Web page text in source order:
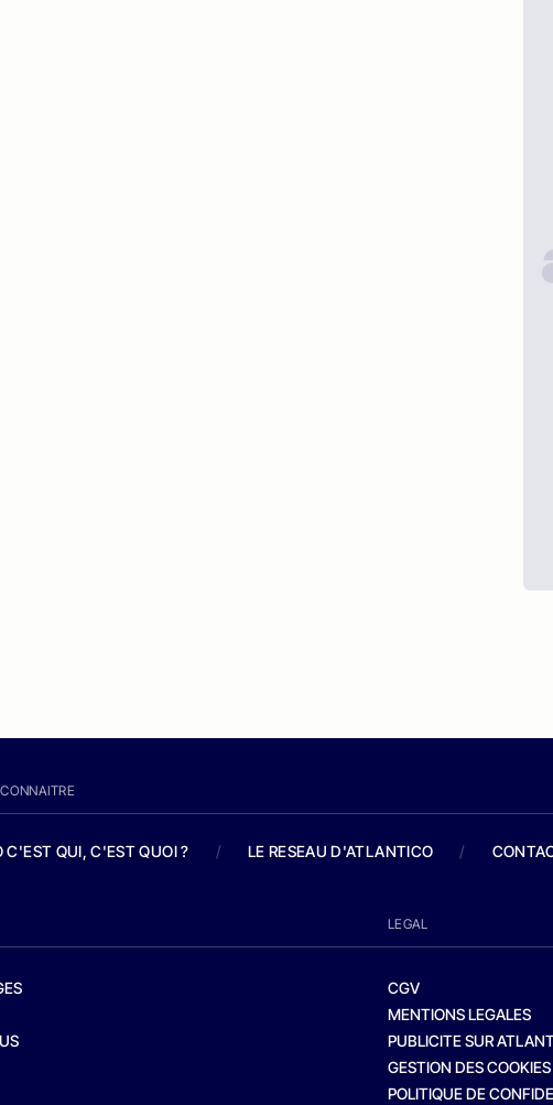
C'EST QUI, C'EST QUOI ? / LE RESEAU D'ATLANTICO /
LEGAL
CGV
MENTIONS LEGALES
PUBLICITE SUR
GESTION DES COOKIES
POLITIQUE DE